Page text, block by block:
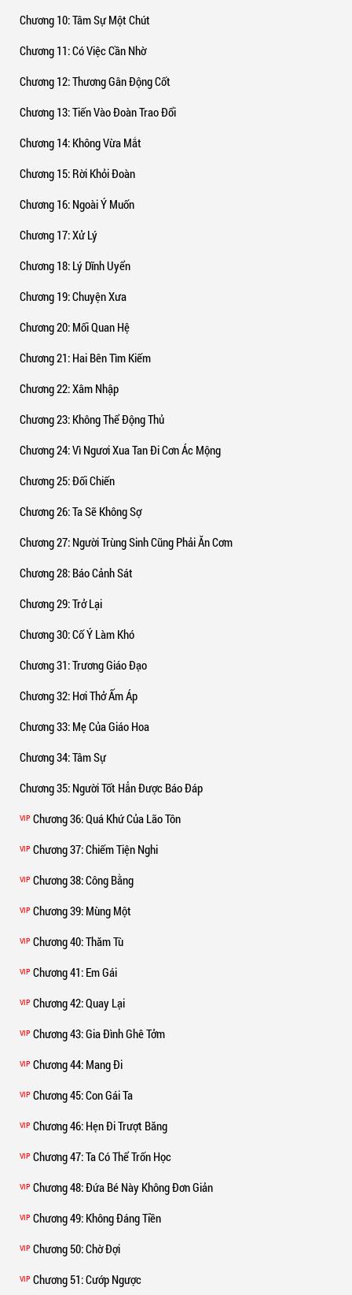
Chương 10: Tâm Sự Một Chút
Chương 11: Có Việc Cần Nhờ
Chương 12: Thương Gân Động Cốt
Chương 13: Tiến Vào Đoàn Trao Đổi
Chương 14: Không Vừa Mắt
Chương 15: Rời Khỏi Đoàn
Chương 16: Ngoài Ý Muốn
Chương 17: Xử Lý
Chương 18: Lý Dĩnh Uyển
Chương 19: Chuyện Xưa
Chương 20: Mối Quan Hệ
Chương 21: Hai Bên Tìm Kiếm
Chương 22: Xâm Nhập
Chương 23: Không Thể Động Thủ
Chương 24: Vì Ngươi Xua Tan Đi Cơn Ác Mộng
Chương 25: Đối Chiến
Chương 26: Ta Sẽ Không Sợ
Chương 27: Người Trùng Sinh Cũng Phải Ăn Cơm
Chương 28: Báo Cảnh Sát
Chương 29: Trở Lại
Chương 30: Cố Ý Làm Khó
Chương 31: Trương Giáo Đạo
Chương 32: Hơi Thở Ấm Áp
Chương 33: Mẹ Của Giáo Hoa
Chương 34: Tâm Sự
Chương 35: Người Tốt Hẳn Được Báo Đáp
VIP Chương 36: Quá Khứ Của Lão Tôn
VIP Chương 37: Chiếm Tiện Nghi
VIP Chương 38: Công Bằng
VIP Chương 39: Mùng Một
VIP Chương 40: Thăm Tù
VIP Chương 41: Em Gái
VIP Chương 42: Quay Lại
VIP Chương 43: Gia Đình Ghê Tởm
VIP Chương 44: Mang Đi
VIP Chương 45: Con Gái Ta
VIP Chương 46: Hẹn Đi Trượt Băng
VIP Chương 47: Ta Có Thể Trốn Học
VIP Chương 48: Đứa Bé Này Không Đơn Giản
VIP Chương 49: Không Đáng Tiền
VIP Chương 50: Chờ Đợi
VIP Chương 51: Cướp Ngược